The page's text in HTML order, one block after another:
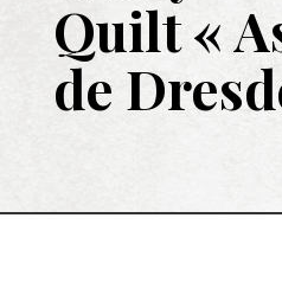
Quilt«
de